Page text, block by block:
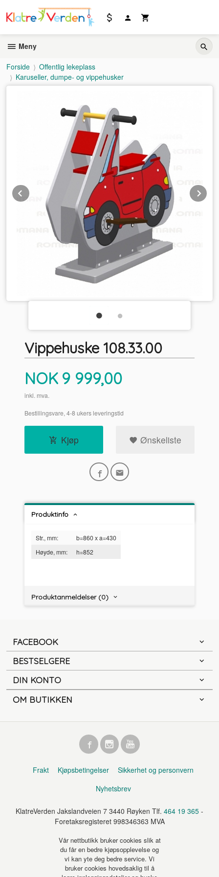
innholdet
Meny
Forside
Offentlig lekeplass
Karuseller, dumpe- og vippehusker
Prev
Vippehuske 108.33.00
Pris
NOK 9 999,00
inkl. mva.
Bestillingsvare, 4-8 ukers leveringstid
Kjøp Ønskeliste
Produktinfo
Str., mm:
b=860 x a=430
Høyde, mm:
h=852
Produktanmeldelser (0)
FACEBOOK
BESTSELGERE
DIN KONTO
OM BUTIKKEN
Frakt Kjøpsbetingelser
Sikkerhet og personvern
Nyhetsbrev
KlatreVerden Jakslandveien 7 3440 Røyken Tlf. 464 19 365 -
Foretaksregisteret 998346363 MVA
Vår nettbutikk bruker cookies slik at
du får en bedre kjøpsopplevelse og
vi kan yte deg bedre service. Vi
bruker cookies hovedsaklig til å